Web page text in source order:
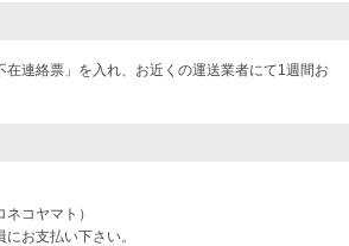
在連絡票」を入れ、お近くの運送業者にて1週間お
ネコヤマト）
お支払い下さい。